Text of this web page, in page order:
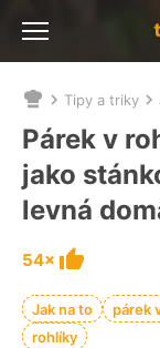
Nacházíte
se
zde:
Tipy a triky
Párek v
jako
levná
54×
Jak na to párek
rohlíky